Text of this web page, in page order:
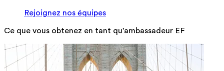
Rejoignez nos équipes
Ce que vous obtenez en tant qu'ambassadeur EF